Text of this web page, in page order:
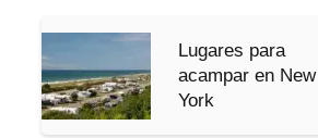
Lugares para
acampar en New
York